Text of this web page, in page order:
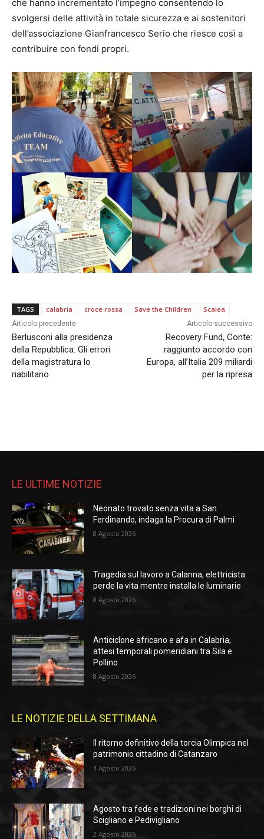
che hanno incrementato l’impegno consentendo lo
svolgersi delle attività in totale sicurezza e ai sostenitori
dell’associazione Gianfrancesco Serio che riesce così a
contribuire con fondi propri.
TAGS calabria croce rossa Save the Children Scalea
Articolo precedente
Berlusconi alla presidenza
della Repubblica. Gli errori
della magistratura lo
riabilitano
Articolo successivo
Recovery Fund, Conte:
raggiunto accordo con
Europa, all’Italia 209 miliardi
per la ripresa
LE ULTIME NOTIZIE
Neonato trovato senza vita a San
Ferdinando, indaga la Procura di Palmi
8 Agosto 2026
Tragedia sul lavoro a Calanna, elettricista
perde la vita mentre installa le luminarie
8 Agosto 2026
Anticiclone africano e afa in Calabria,
attesi temporali pomeridiani tra Sila e
Pollino
8 Agosto 2026
LE NOTIZIE DELLA SETTIMANA
Il ritorno definitivo della torcia Olimpica nel
patrimonio cittadino di Catanzaro
4 Agosto 2026
Agosto tra fede e tradizioni nei borghi di
Scigliano e Pedivigliano
2 Agosto 2026